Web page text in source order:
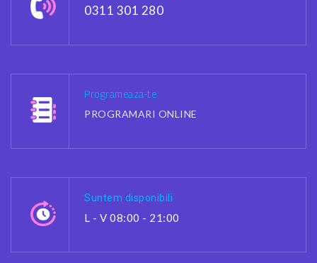
0311 301 280
Programeaza-te
PROGRAMARI ONLINE
Suntem disponibili
L - V 08:00 - 21:00